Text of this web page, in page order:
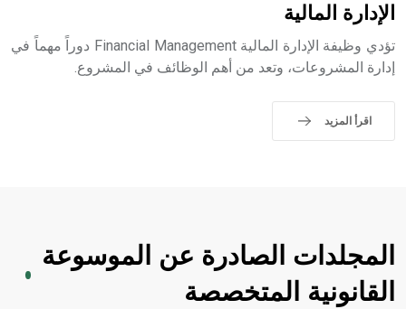
sign تكتب منفصلة غير متصلة، وتعتمد المبدأ الأكوروفوني،
حيث تقتصر القيمة الصوتية للعلامة الك
الإدارة المالية
تؤدي وظيفة الإدارة المالية Financial Management دوراً مهماً في
إدارة المشروعات، وتعد من أهم الوظائف في المشروع.
اقرأ المزيد
المجلدات الصادرة عن الموسوعة
القانونية المتخصصة